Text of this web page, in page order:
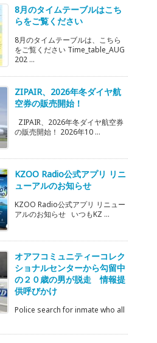
8月のタイムテーブルはこち
らをご覧ください
8月のタイムテーブルは、こちら
をご覧ください Time_table_AUG
202 ...
ZIPAIR、2026年冬ダイヤ航
空券の販売開始！
ZIPAIR、2026年冬ダイヤ航空券
の販売開始！ 2026年10 ...
KZOO Radio公式アプリ リニ
ューアルのお知らせ
KZOO Radio公式アプリ リニュー
アルのお知らせ いつもKZ ...
オアフコミュニティーコレク
ショナルセンターから勾留中
の２０歳の男が脱走 情報提
供呼びかけ
Police search for inmate who all